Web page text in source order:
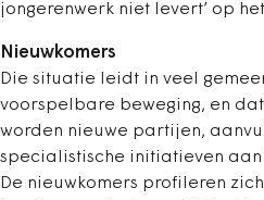
jongerenwerk niet levert’ op
Nieuwkomers
Die situatie leidt in veel
voorspelbare beweging, en
worden nieuwe partijen,
specialistische initiatieven
De nieuwkomers profileren